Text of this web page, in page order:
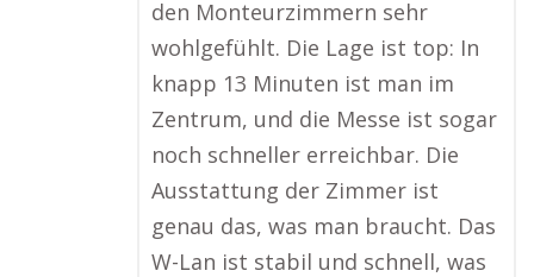
den Monteurzimmern sehr
wohlgefühlt. Die Lage ist top: In
knapp 13 Minuten ist man im
Zentrum, und die Messe ist sogar
noch schneller erreichbar. Die
Ausstattung der Zimmer ist
genau das, was man braucht. Das
W-Lan ist stabil und schnell, was